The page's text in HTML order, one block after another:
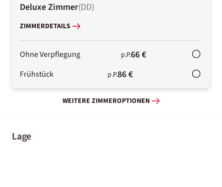
Deluxe Zimmer(DD)
ZIMMERDETAILS
Ohne Verpflegung p.P.66 €
Frühstück p.P.86 €
WEITERE ZIMMEROPTIONEN
Lage